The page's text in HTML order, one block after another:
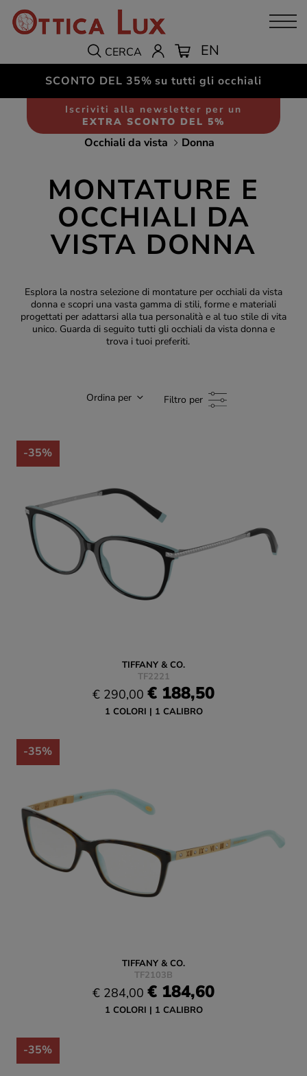
CERCA EN
SCONTO DEL 35% su tutti gli occhiali
Iscriviti alla newsletter per un
EXTRA SCONTO DEL 5%
Occhiali da vista Donna
MONTATURE E
OCCHIALI DA
VISTA DONNA
Esplora la nostra selezione di montature per occhiali da vista
donna e scopri una vasta gamma di stili, forme e materiali
progettati per adattarsi alla tua personalità e al tuo stile di vita
unico. Guarda di seguito tutti gli occhiali da vista donna e
trova i tuoi preferiti.
Ordina per Filtro per
-35%
TIFFANY & CO.
TF2221
€ 290,00 € 188,50
1 COLORI 1 CALIBRO
-35%
TIFFANY & CO.
TF2103B
€ 284,00 € 184,60
1 COLORI 1 CALIBRO
-35%